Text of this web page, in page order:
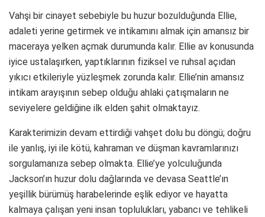
Vahşi bir cinayet sebebiyle bu huzur bozulduğunda Ellie,
adaleti yerine getirmek ve intikamını almak için amansız bir
maceraya yelken açmak durumunda kalır. Ellie av konusunda
iyice ustalaşırken, yaptıklarının fiziksel ve ruhsal açıdan
yıkıcı etkileriyle yüzleşmek zorunda kalır. Ellie’nin amansız
intikam arayışının sebep olduğu ahlaki çatışmaların ne
seviyelere geldiğine ilk elden şahit olmaktayız.
Karakterimizin devam ettirdiği vahşet dolu bu döngü; doğru
ile yanlış, iyi ile kötü, kahraman ve düşman kavramlarınızı
sorgulamanıza sebep olmakta. Ellie’ye yolculuğunda
Jackson’ın huzur dolu dağlarında ve devasa Seattle’ın
yeşillik bürümüş harabelerinde eşlik ediyor ve hayatta
kalmaya çalışan yeni insan toplulukları, yabancı ve tehlikeli